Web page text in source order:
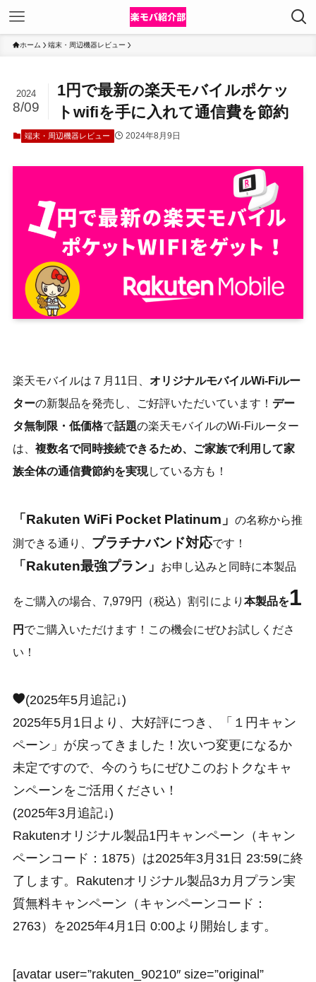
ホーム 端末・周辺機器レビュー
1円で最新の楽天モバイルポケッ
トwifiを手に入れて通信費を節約
2024
8/09
端末・周辺機器レビュー 2024年8月9日
楽天モバイルは７月11日、 オリジナルモバイルWi-Fiルー
ターの新製品を発売し、ご好評いただいています！ デー
タ無制限・低価格で話題の楽天モバイルのWi-Fiルーター
は、 複数名で同時接続できるため、 ご家族で利用して家
族全体の通信費節約を実現している方も！
「Rakuten WiFi Pocket Platinum」 の名称から推
測できる通り、 プラチナバンド対応です！
「Rakuten最強プラン」 お申し込みと同時に本製品
をご購入の場合、7,979円（税込）割引により 本製品を1
円 でご購入いただけます！この機会にぜひお試しくださ
い！
(2025年5月追記↓)
2025年5月1日より、大好評につき、「１円キャン
ペーン」が戻ってきました！次いつ変更になるか
未定ですので、今のうちにぜひこのおトクなキャ
ンペーンをご活用ください！
(2025年3月追記↓)
Rakutenオリジナル製品1円キャンペーン（キャン
ペーンコード：1875）は2025年3月31日 23:59に終
了します。Rakutenオリジナル製品3カ月プラン実
質無料キャンペーン（キャンペーンコード：
2763）を2025年4月1日 0:00より開始します。
[avatar user=”rakuten_90210″ size=”original”